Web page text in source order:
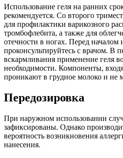
Использование геля на ранних
рекомендуется. Со второго
для профилактики варикозного
тромбофлебита, а также для
отечности в ногах. Перед началом
проконсультируйтесь с врачом. В
вскармливания применение геля
необходимости. Компоненты,
проникают в грудное молоко и не
Передозировка
При наружном использовании
зафиксированы. Однако
вероятность возникновения
нанесения.